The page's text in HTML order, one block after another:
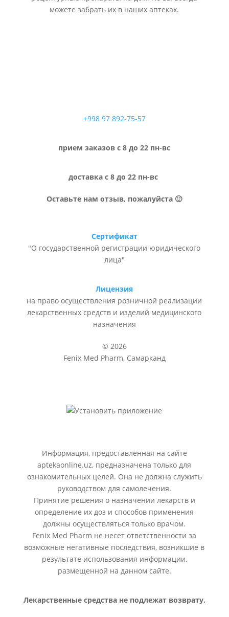
можете забрать их в наших аптеках.
+998 97 892-75-57
прием заказов с 8 до 22 пн-вс
доставка с 8 до 22 пн-вс
Оставьте нам отзыв, пожалуйста 🙂
Сертификат
"О государственной регистрации юридического
лица"
Лицензия
на право осуществления розничной реализации
лекарственных средств и изделий медицинского
назначения
© 2026
Fenix Med Pharm, Самарканд
Информация, предоставленная на сайте
aptekaonline.uz, предназначена только для
ознакомительных целей. Она не должна служить
руководством для самолечения.
Принятие решения о назначении лекарств и
определение их доз и способов применения
должны осуществляться только врачом.
Fenix Med Pharm не несет ответственности за
возможные негативные последствия, возникшие в
результате использования информации,
размещенной на данном сайте.
Лекарственные средства не подлежат возврату.